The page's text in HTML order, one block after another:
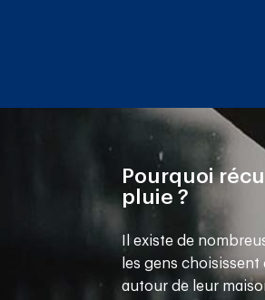
Pourquoi
pluie ?
Il existe de
les gens
autour de leur